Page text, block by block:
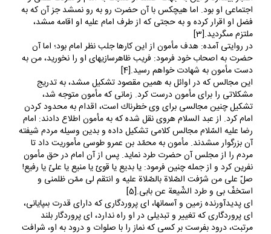
اجتماعى او بود. اما هيچ‏كس با آن حضرت رو به رو نمى‏شد جز آن كه به
فضل او اقرار كرده و به حجتى كه از طرف امام عليه او اقامه مى‏شد،
ملتزم مى‏گرديد.[3]
در روايتى آمده: هدف مأمون از اين كارها جلب نظر امام بود؛ اما آن
حضرت به اصحاب خود فرمود: فريب ظاهرسازيهاى او را نخوريد، من به
دست مأمون به شهادت خواهم رسيد.[4]
اين مجالس كه در اوائل به همين مقصود تشكيل مى‏شد، به تدريج
مشكلاتى را براى مأمون درست كرد. زمانى كه مأمون متوجه شد،
تشكيل چنين مجالسى براى وى‏ خطرناك است، اقدام به محدود كردن
امام كرد. از عبد السلام هروى نقل شده كه به مأمون اطلاع دادند: امام
رضا عليه السّلام مجالس كلامى تشكيل داده و بدين وسيله مردم شيفته
آن بزرگوار مى‏شدند. مأمون به محمّد بن عمرو طوسى مأموريت داد تا
مردم را از مجلس آن حضرت طرد نمايد. پس از آن امام در حق مأمون
نفرين كرد و از جمله چنين فرمود: يا بديع يا قوىّ يا منيع يا علىّ يا رفيع!
صلّ على من شرّفت الصّلاة بالصّلاة عليه و انتقم لى ممّن ظلمنى و
استخفّ بى و طرد الشّيعة عن بابى.[5]
اى پديدآورنده زمين و آسمانها، اى پروردگارى كه داراى قدرت بى‏پايانى،
اى پروردگارى كه تغيير و تبديلى در او راه ندارد، اى پروردگار بلند
مرتبت، درود بفرست بر كسى كه نماز را با صلوات و درود به او، شرافت